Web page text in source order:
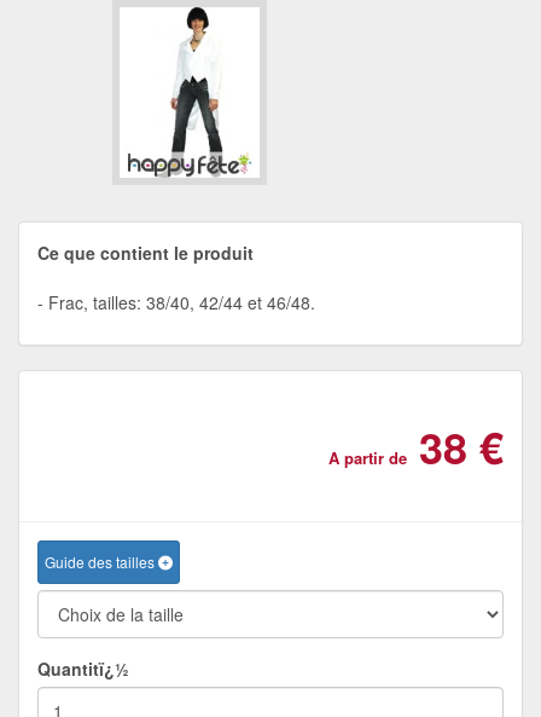
Ce que contient le produit
Frac, tailles: 38/40, 42/44 et 46/48.
A partir de 38 €
Guide des tailles
Quantitï¿½